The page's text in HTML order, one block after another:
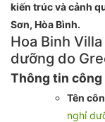
kiến trúc và cảnh
Sơn, Hòa Bình.
Hoa Binh
dưỡng do
Thông tin công
Tên
nghỉ